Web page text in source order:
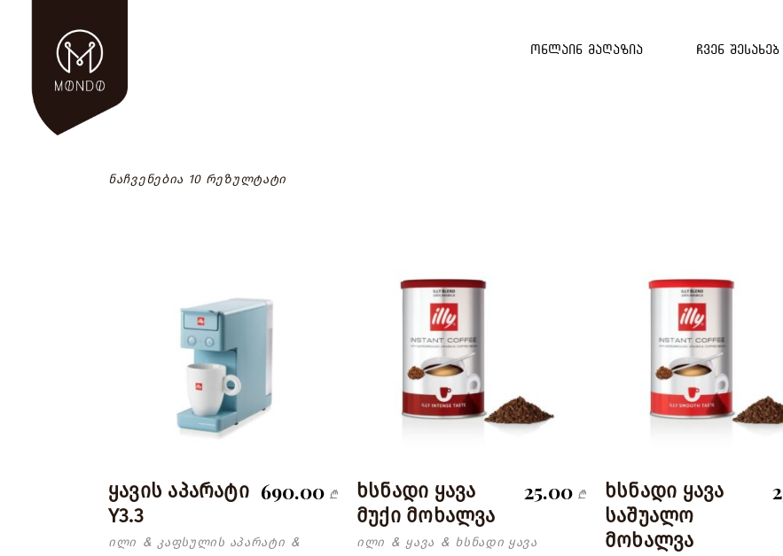
ონლაინ მაღაზია ჩვენ შესახებ
ნაჩვენებია 10 რეზულტატი
ყავის აპარატი
Y3.3
690.00 ₾
ილი & კაფსულის აპარატი &
ხსნადი ყავა
მუქი მოხალვა
25.00 ₾
ილი & ყავა & ხსნადი ყავა
ხსნადი ყავა
საშუალო
მოხალვა